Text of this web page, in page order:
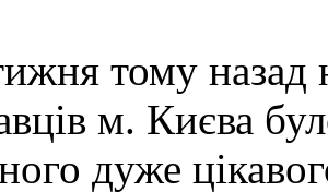
тому назад
м. Києва
дуже